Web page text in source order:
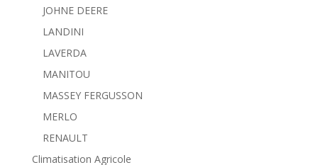
JOHNE DEERE
LANDINI
LAVERDA
MANITOU
MASSEY FERGUSSON
MERLO
RENAULT
Climatisation Agricole